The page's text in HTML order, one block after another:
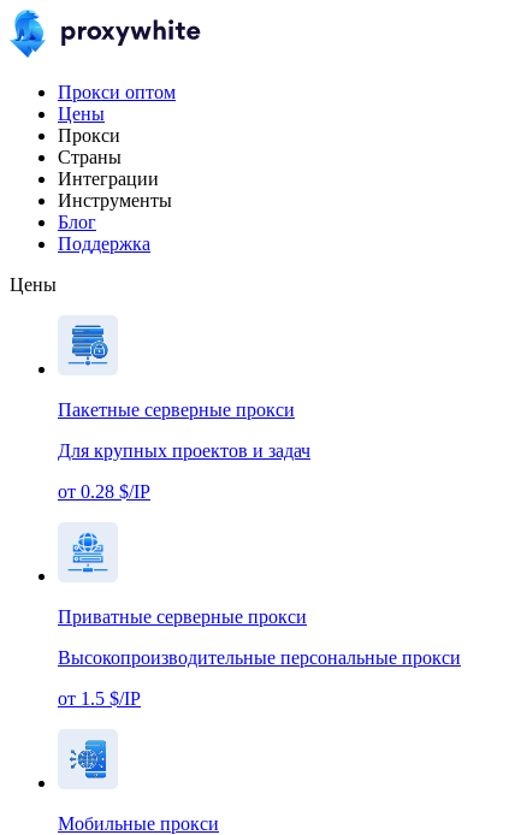
Прокси оптом
Цены
Прокси
Страны
Интеграции
Инструменты
Блог
Поддержка
Цены
Пакетные серверные прокси
Для крупных проектов и задач
от 0.28 $/IP
Приватные серверные прокси
Высокопроизводительные персональные прокси
от 1.5 $/IP
Мобильные прокси